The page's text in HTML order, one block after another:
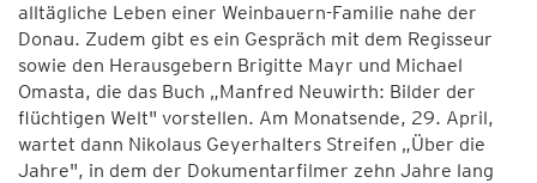
alltägliche Leben einer Weinbauern-Familie nahe der
Donau. Zudem gibt es ein Gespräch mit dem Regisseur
sowie den Herausgebern Brigitte Mayr und Michael
Omasta, die das Buch „Manfred Neuwirth: Bilder der
flüchtigen Welt" vorstellen. Am Monatsende, 29. April,
wartet dann Nikolaus Geyerhalters Streifen „Über die
Jahre", in dem der Dokumentarfilmer zehn Jahre lang